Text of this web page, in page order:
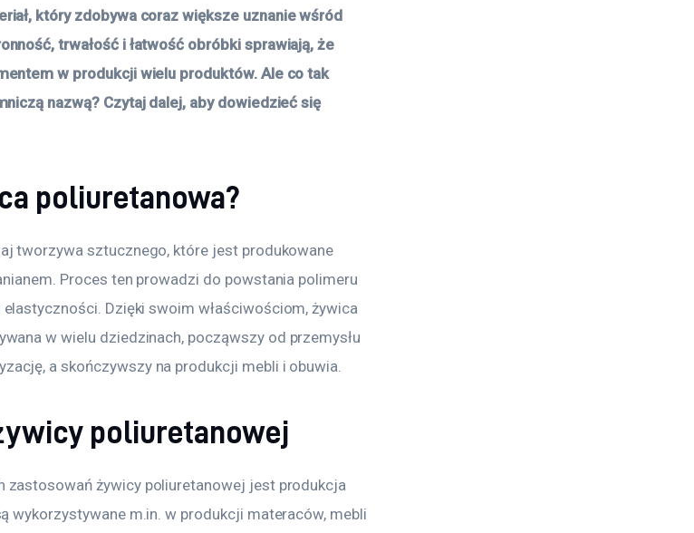
który zdobywa coraz większe uznanie wśród
trwałość i łatwość obróbki sprawiają, że
w produkcji wielu produktów. Ale co tak
nazwą? Czytaj dalej, aby dowiedzieć się
poliuretanowa?
tworzywa sztucznego, które jest produkowane
Proces ten prowadzi do powstania polimeru
Dzięki swoim właściwościom, żywica
w wielu dziedzinach, począwszy od przemysłu
a skończywszy na produkcji mebli i obuwia.
poliuretanowej
zastosowań żywicy poliuretanowej jest produkcja
wykorzystywane m.in. w produkcji materaców, mebli